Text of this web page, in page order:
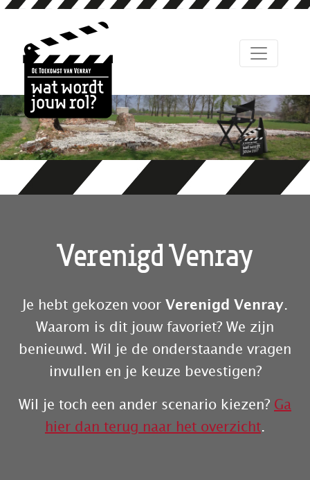
Verenigd Venray
Je hebt gekozen voor Verenigd Venray
Waarom is dit jouw favoriet? We zijn
benieuwd. Wil je de onderstaande vragen
invullen en je keuze bevestigen?
Wil je toch een ander scenario kiezen? Ga
hier dan terug naar het overzicht